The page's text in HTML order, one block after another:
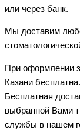
или через банк.
Мы доставим
При оформлении
Казани бесплатна.
Бесплатная
выбранной Вами
службы в нашем